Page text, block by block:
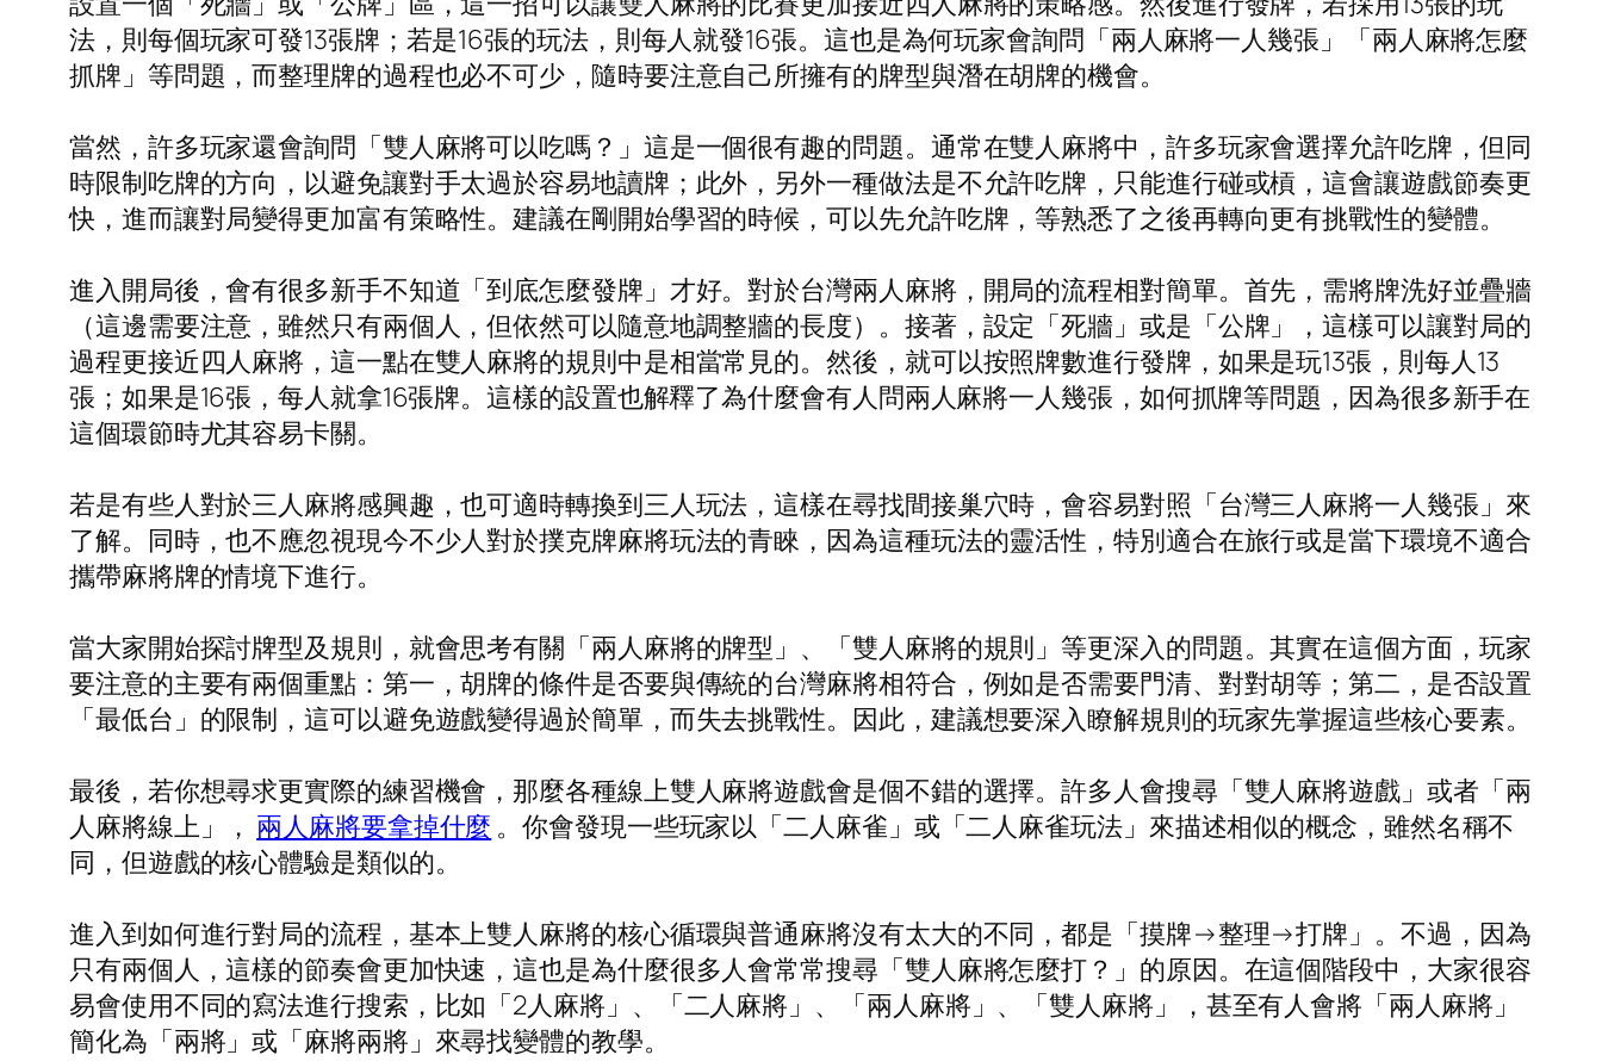
法，則每個玩家可發13張牌；若是16張的玩法，則每人就發16張。這也是為何玩家會詢問「兩人麻將一人幾張」「兩人麻將怎麼
抓牌」等問題，而整理牌的過程也必不可少，隨時要注意自己所擁有的牌型與潛在胡牌的機會。
當然，許多玩家還會詢問「雙人麻將可以吃嗎？」這是一個很有趣的問題。通常在雙人麻將中，許多玩家會選擇允許吃牌，但同
時限制吃牌的方向，以避免讓對手太過於容易地讀牌；此外，另外一種做法是不允許吃牌，只能進行碰或槓，這會讓遊戲節奏更
快，進而讓對局變得更加富有策略性。建議在剛開始學習的時候，可以先允許吃牌，等熟悉了之後再轉向更有挑戰性的變體。
進入開局後，會有很多新手不知道「到底怎麼發牌」才好。對於台灣兩人麻將，開局的流程相對簡單。首先，需將牌洗好並疊牆
（這邊需要注意，雖然只有兩個人，但依然可以隨意地調整牆的長度）。接著，設定「死牆」或是「公牌」，這樣可以讓對局的
過程更接近四人麻將，這一點在雙人麻將的規則中是相當常見的。然後，就可以按照牌數進行發牌，如果是玩13張，則每人13
張；如果是16張，每人就拿16張牌。這樣的設置也解釋了為什麼會有人問兩人麻將一人幾張，如何抓牌等問題，因為很多新手在
這個環節時尤其容易卡關。
若是有些人對於三人麻將感興趣，也可適時轉換到三人玩法，這樣在尋找間接巢穴時，會容易對照「台灣三人麻將一人幾張」來
了解。同時，也不應忽視現今不少人對於撲克牌麻將玩法的青睞，因為這種玩法的靈活性，特別適合在旅行或是當下環境不適合
攜帶麻將牌的情境下進行。
當大家開始探討牌型及規則，就會思考有關「兩人麻將的牌型」、「雙人麻將的規則」等更深入的問題。其實在這個方面，玩家
要注意的主要有兩個重點：第一，胡牌的條件是否要與傳統的台灣麻將相符合，例如是否需要門清、對對胡等；第二，是否設置
「最低台」的限制，這可以避免遊戲變得過於簡單，而失去挑戰性。因此，建議想要深入瞭解規則的玩家先掌握這些核心要素。
最後，若你想尋求更實際的練習機會，那麼各種線上雙人麻將遊戲會是個不錯的選擇。許多人會搜尋「雙人麻將遊戲」或者「兩
人麻將線上」， 兩人麻將要拿掉什麼 。你會發現一些玩家以「二人麻雀」或「二人麻雀玩法」來描述相似的概念，雖然名稱不
同，但遊戲的核心體驗是類似的。
進入到如何進行對局的流程，基本上雙人麻將的核心循環與普通麻將沒有太大的不同，都是「摸牌→整理→打牌」。不過，因為
只有兩個人，這樣的節奏會更加快速，這也是為什麼很多人會常常搜尋「雙人麻將怎麼打？」的原因。在這個階段中，大家很容
易會使用不同的寫法進行搜索，比如「2人麻將」、「二人麻將」、「兩人麻將」、「雙人麻將」，甚至有人會將「兩人麻將」
簡化為「兩將」或「麻將兩將」來尋找變體的教學。